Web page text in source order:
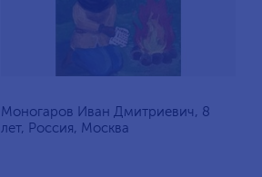
Моногаров Иван Дмитриевич, 8
лет, Россия, Москва